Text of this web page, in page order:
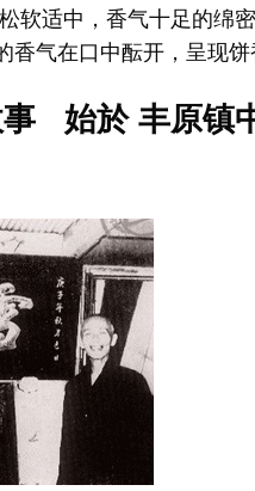
软适中，香气十足的绵
气在口中酝开，呈现饼
始於 丰原镇